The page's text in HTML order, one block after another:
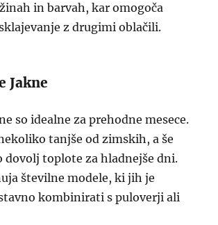
in barvah, kar omogoča
z drugimi oblačili.
Jakne
so idealne za prehodne mesece.
tanjše od zimskih, a še
dovolj toplote za hladnejše dni.
številne modele, ki jih je
kombinirati s puloverji ali